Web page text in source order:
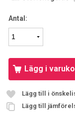
Antal:
Lägg i
Lägg till i
Lägg till